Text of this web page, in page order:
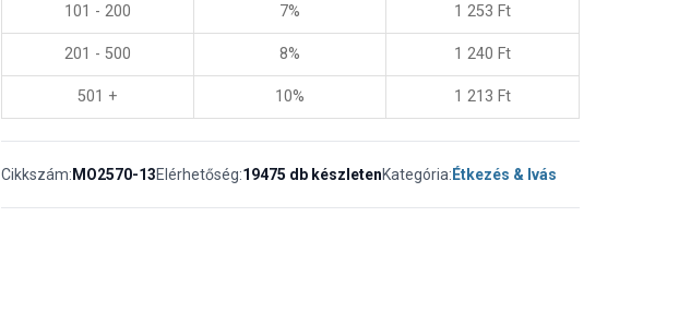
101 - 200 7% 1 253 Ft
201 - 500 8% 1 240 Ft
501 + 10% 1 213 Ft
Cikkszám: MO2570-13Elérhetőség:19475 db készletenKategória: Étkezés & Ivás